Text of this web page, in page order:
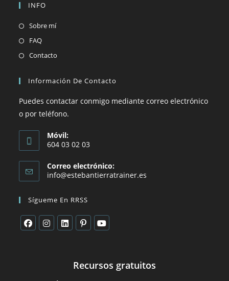
INFO
Sobre mí
FAQ
Contacto
Información De Contacto
Puedes contactar conmigo mediante correo electrónico
o por teléfono.
Móvil:
604 03 02 03
Correo electrónico:
info@estebantierratrainer.es
Sígueme En RRSS
Recursos gratuitos